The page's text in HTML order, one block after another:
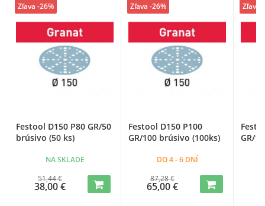
Festool D150 P80 GR/50
brúsivo (50 ks)
NA SKLADE
51,44 €
38,00 €
Zľava -26%
Festool D150 P100
GR/100 brúsivo (100ks)
DO 4 - 6 DNÍ
87,28 €
65,00 €
Zľava -26%
GR/
Zľava